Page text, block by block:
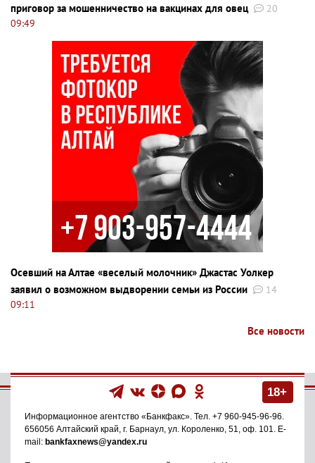
приговор за мошенничество на вакцинах для овец
20
09:49
Осевший на Алтае «веселый молочник» Джастас Уолкер
заявил о возможном выдворении семьи из России
14
09:11
Все новости
18+
Информационное агентство «Банкфакс» . Тел. +7 960-945-96-96
656056 Алтайский край, г. Барнаул ул. Короленко, 51, оф. 101
. E-
mail: bankfaxnews@yandex.ru